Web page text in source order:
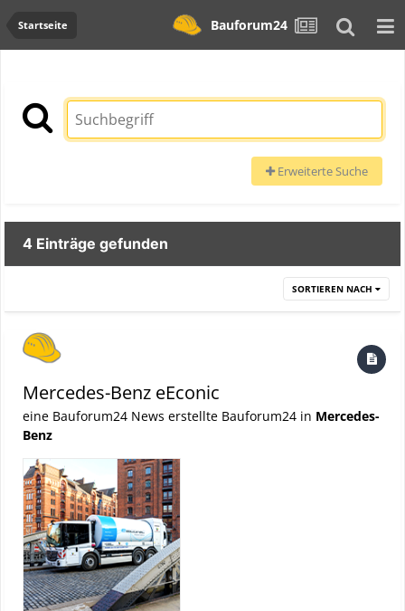
Startseite Bauforum24
Erweiterte Suche
4 Einträge gefunden
SORTIEREN NACH
Mercedes-Benz eEconic
eine Bauforum24 News erstellte Bauforum24 in Mercedes-
Benz